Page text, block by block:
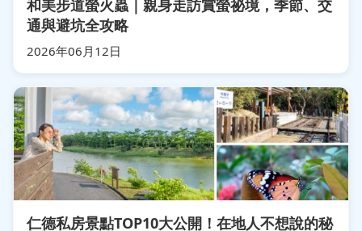
和美步道螢火蟲｜親身走訪賞螢祕境，季節、交
通與避坑全攻略
2026年06月12日
仁德私房景點TOP10大公開！在地人不想說的秘